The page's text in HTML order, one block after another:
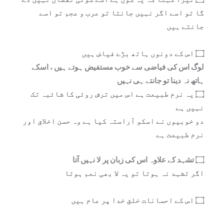
گا تو اسے اگر نہیں جانتا تو عرب و عجم تو اسے
جانتے ہیں
۝ اس کے دونوں ہاتھ بڑے فیاض ہیں
لوگ اس کی فیاضی سے خوب مستفیض ہوتے ہیں ، اسکے
ہاتھ نہ دینا تو جانتے ہی نہیں
۝ یہ نرم طبیعت ہے اس میں ترش روئی کا شائبہ تک
نہیں ہے
دو خوبیوں نے اسکو آراستہ کیا ہے وہ حسن اخلاق اور
نرم طبیعت ہے
۝ تشہد کے علاوہ اس کی زبان پر لا نہیں آتا
اگر تشہد نہ ہوتا تو یہ لا بھی نعم ہوتا
۝ اس کے احسانات خلق خدا پر عام ہیں